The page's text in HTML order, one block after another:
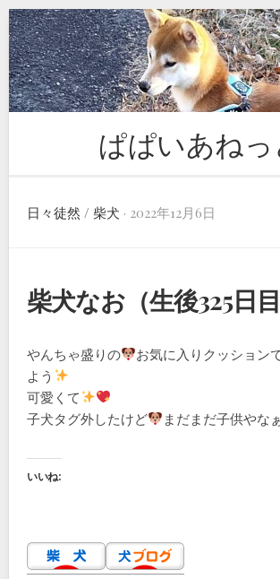
Skip
to
content
ぱぱいあねっ
日々徒然 / 柴犬 · 2022年12月6日
柴犬なお（生後325日目
やんちゃ盛りの
お気に入りクッション
よう
可愛くて
子犬タグ外したけど
まだまだ子供やな
いいね: